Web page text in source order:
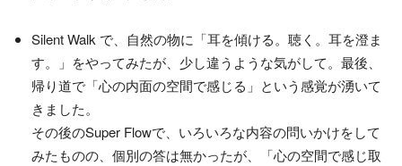
Silent Walk で、自然の物に「耳を傾ける。聴く。耳を澄ま
す。」をやってみたが、少し違うような気がして。最後、
帰り道で「心の内面の空間で感じる」という感覚が湧いて
きました。
その後のSuper Flowで、いろいろな内容の問いかけをして
みたものの、個別の答は無かったが、「心の空間で感じ取